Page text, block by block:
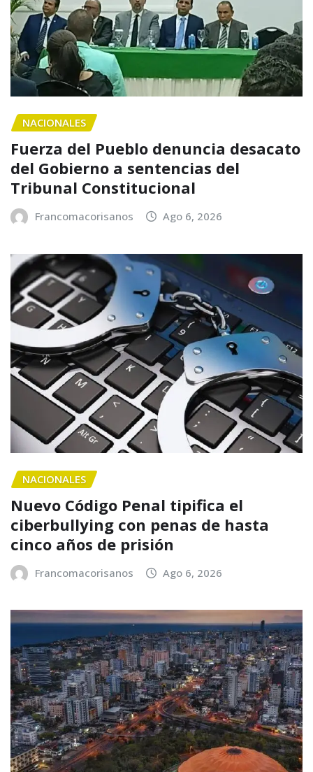
NACIONALES
Fuerza del Pueblo denuncia desacato
del Gobierno a sentencias del
Tribunal Constitucional
Francomacorisanos Ago 6, 2026
NACIONALES
Nuevo Código Penal tipifica el
ciberbullying con penas de hasta
cinco años de prisión
Francomacorisanos Ago 6, 2026